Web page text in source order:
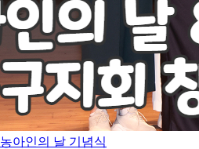
아인의 날 기념식